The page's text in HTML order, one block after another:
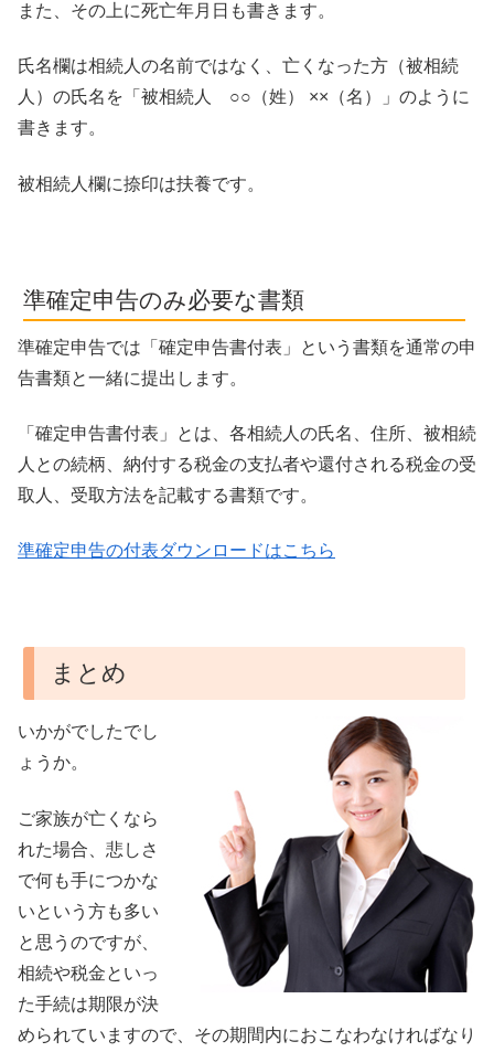
また、その上に死亡年月日も書きます。
氏名欄は相続人の名前ではなく、亡くなった方（被相続
人）の氏名を「被相続人 ○○（姓） ××（名）」のように
書きます。
被相続人欄に捺印は扶養です。
準確定申告のみ必要な書類
準確定申告では「確定申告書付表」という書類を通常の申
告書類と一緒に提出します。
「確定申告書付表」とは、各相続人の氏名、住所、被相続
人との続柄、納付する税金の支払者や還付される税金の受
取人、受取方法を記載する書類です。
準確定申告の付表ダウンロードはこちら
まとめ
いかがでしたでし
ょうか。
ご家族が亡くなら
れた場合、悲しさ
で何も手につかな
いという方も多い
と思うのですが、
相続や税金といっ
た手続は期限が決
められていますので、その期間内におこなわなければなり